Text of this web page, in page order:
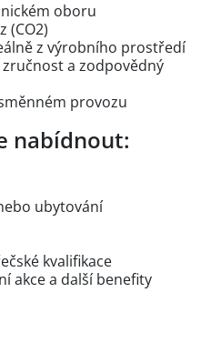
oboru
(CO2)
z výrobního prostředí
a zodpovědný
provozu
nabídnout:
ubytování
kvalifikace
akce a další benefity